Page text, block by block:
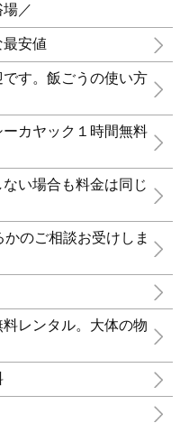
／
安値
す。飯ごうの使い方
カヤック１時間無料
い場合も料金は同じ
のご相談お受けしま
レンタル。大体の物